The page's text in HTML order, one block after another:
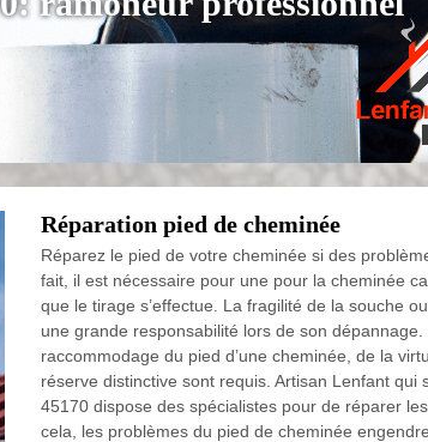
Réparation pied de cheminée
Réparez le pied de votre cheminée si des
fait, il est nécessaire pour une pour la cheminée
que le tirage s’effectue. La fragilité de la souche
une grande responsabilité lors de son dépannage.
raccommodage du pied d’une cheminée, de la
réserve distinctive sont requis. Artisan Lenfant qui
45170 dispose des spécialistes pour de réparer
cela, les problèmes du pied de cheminée